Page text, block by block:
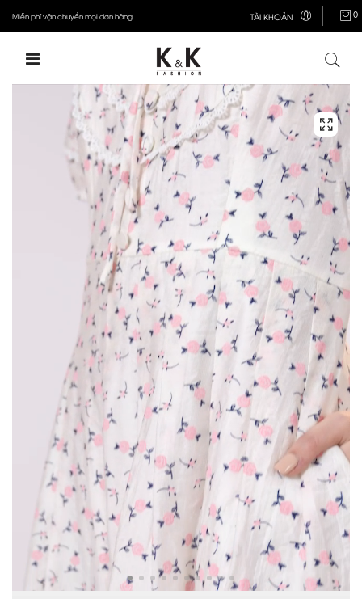
Miễn phí vận chuyển mọi đơn hàng TÀI KHOẢN 0